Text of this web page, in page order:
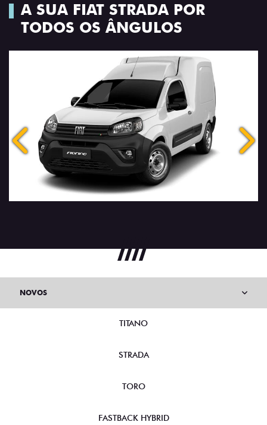
A SUA FIAT STRADA POR
TODOS OS ÂNGULOS
Anterior
NOVOS
TITANO
STRADA
TORO
FASTBACK HYBRID